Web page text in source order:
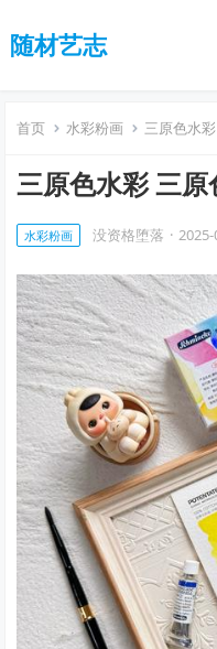
随材艺志
首页 水彩粉画 三原色水
三原色水彩 三
水彩粉画 没资格堕落 ·